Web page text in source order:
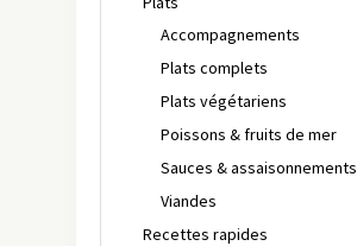
Accompagnements
Plats complets
Plats végétariens
Poissons & fruits de mer
Sauces & assaisonnements
Viandes
Recettes rapides